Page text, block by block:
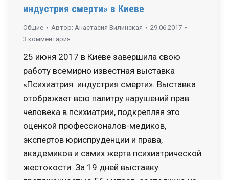
индустрия смерти» в Киеве
Общие Автор: Анастасия Вилинская
29.06.2017
3 комментария
25 июня 2017 в Киеве завершила свою
работу всемирно известная выставка
«Психиатрия: индустрия смерти». Выставка
отображает всю палитру нарушений прав
человека в психиатрии, подкрепляя это
оценкой профессионалов-медиков,
экспертов юриспруденции и права,
академиков и самих жертв психиатрической
жестокости. За 19 дней выставку